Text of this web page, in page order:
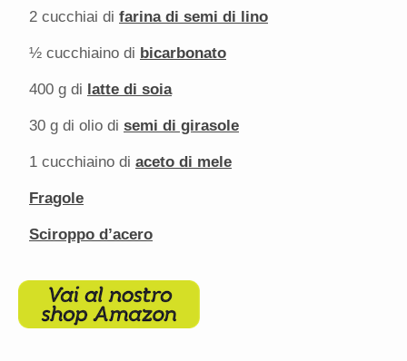
2 cucchiai di farina di semi di lino
½ cucchiaino di bicarbonato
400 g di latte di soia
30 g di olio di semi di girasole
1 cucchiaino di aceto di mele
Fragole
Sciroppo d’acero